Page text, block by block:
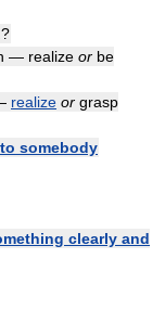
— realize or be
realize or grasp
somebody
clearly and